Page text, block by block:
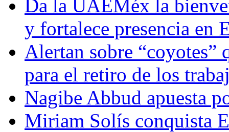
Da la UAEMéx la
y fortalece presencia en
Alertan sobre “coyotes”
para el retiro de los
Nagibe Abbud apuesta
Miriam Solís conquista